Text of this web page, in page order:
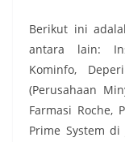
Berikut ini
antara lain:
Kominfo,
(Perusahaan
Farmasi Roche,
Prime System di